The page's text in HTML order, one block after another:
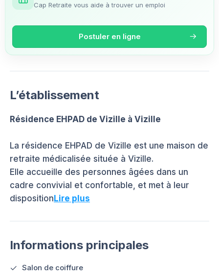
Cap Retraite vous aide à trouver un emploi
Postuler en ligne
L’établissement
Résidence EHPAD de Vizille à Vizille
La résidence EHPAD de Vizille est une maison de
retraite médicalisée située à Vizille.
Elle accueille des personnes âgées dans un
cadre convivial et confortable, et met à leur
dispositionLire plus
Informations principales
Salon de coiffure